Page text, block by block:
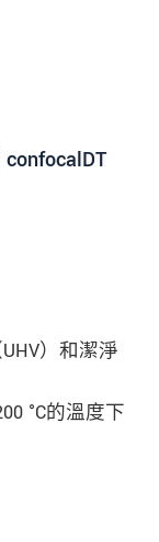
）和潔淨
°C的溫度下